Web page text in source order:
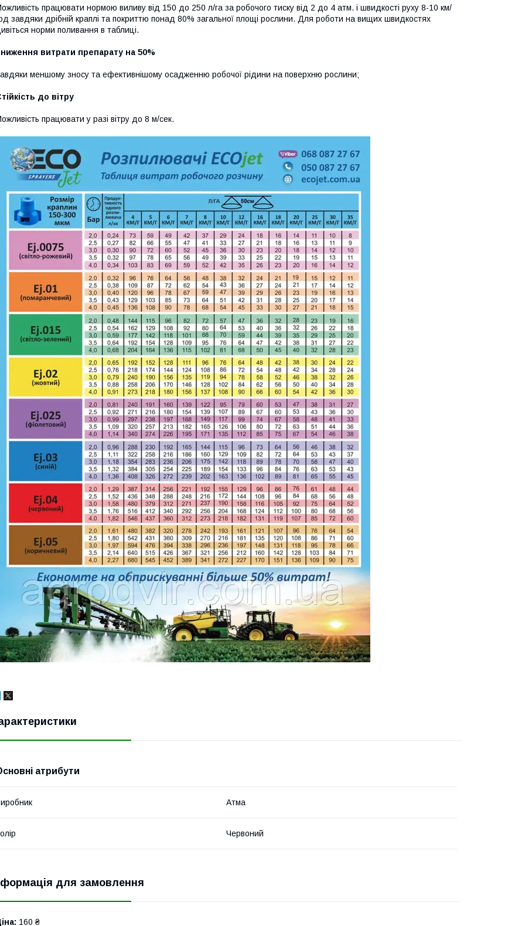
працювати нормою виливу від 150 до 250 л/га за робочого тиску від 2 до 4 атм. і швидкості руху 8-10 км/
завдяки дрібній краплі та покриттю понад 80% загальної площі рослини. Для роботи на вищих швидкостях
норми поливання в таблиці.
витрати препарату на 50%
меншому зносу та ефективнішому осадженню робочої рідини на поверхню рослини;
до вітру
працювати у разі вітру до 8 м/сек.
атрибути
Атма
Червоний
для замовлення
160 ₴